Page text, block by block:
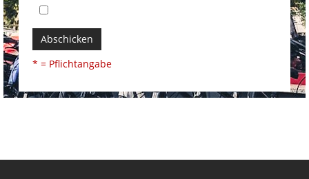
Abschicken
* = Pflichtangabe